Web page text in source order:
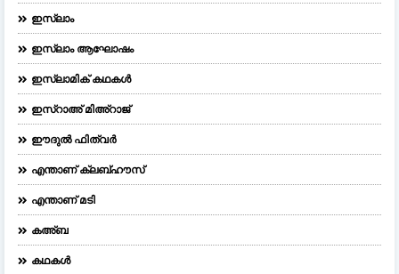
ഇസ്ലാം
ഇസ്ലാം ആഘോഷം
ഇസ്ലാമിക് കഥകൾ
ഇസ്റാഅ് മിഅ്റാജ്
ഈദുല്‍ ഫിത്വര്‍
എന്താണ് ക്ലബ്ഹൗസ്
എന്താണ് മടി
കഅ്ബ
കഥകൾ